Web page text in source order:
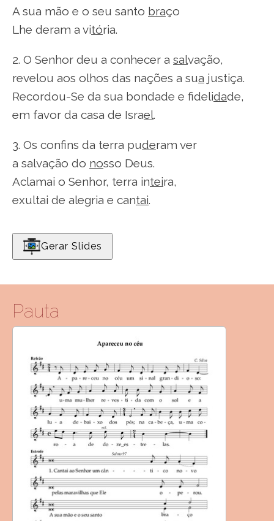
A sua mão e o seu santo braço
Lhe deram a vitória.
2. O Senhor deu a conhecer a salvação,
revelou aos olhos das nações a sua justiça.
Recordou-Se da sua bondade e fidelidade,
em favor da casa de Israel.
3. Os confins da terra puderam ver
a salvação do nosso Deus.
Aclamai o Senhor, terra inteira,
exultai de alegria e cantai.
Gerar Slides
Pauta